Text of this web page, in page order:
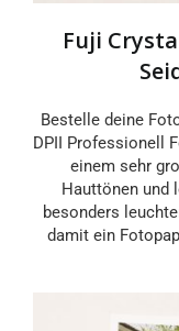
Fuji
Bestelle deine
DPII Professionell
einem sehr
Hauttönen und
besonders
damit ein